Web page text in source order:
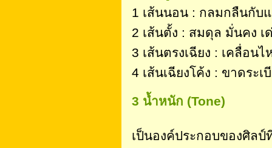
1 เส้นนอน : กลมกลืนกับ
2 เส้นตั้ง : สมดุล มั่นคง เ
3 เส้นตรงเฉียง : เคลื่อน
4 เส้นเฉียงโค้ง : ขาดระ
3 น้ำหนัก (Tone)
เป็นองค์ประกอบของศิล